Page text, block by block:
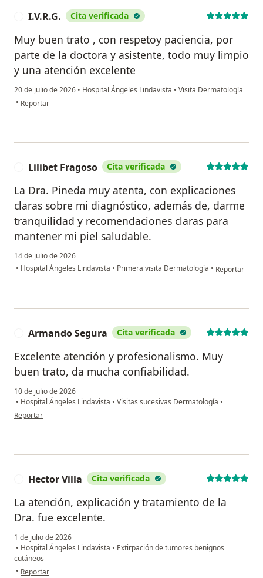
I.V.R.G. Cita verificada
Muy buen trato , con respetoy paciencia, por
parte de la doctora y asistente, todo muy limpio
y una atención excelente
20 de julio de 2026 • Hospital Ángeles Lindavista • Visita Dermatología
• en opinión del usuario I.V.R.G.
Reportar
Lilibet Fragoso Cita verificada
La Dra. Pineda muy atenta, con explicaciones
claras sobre mi diagnóstico, además de, darme
tranquilidad y recomendaciones claras para
mantener mi piel saludable.
14 de julio de 2026
• Hospital Ángeles Lindavista • Primera visita Dermatología • en opinión
Reportar
Armando Segura Cita verificada
Excelente atención y profesionalismo. Muy
buen trato, da mucha confiabilidad.
10 de julio de 2026
• Hospital Ángeles Lindavista • Visitas sucesivas Dermatología •
en opinión del usuario Armando Segura
Reportar
Hector Villa Cita verificada
La atención, explicación y tratamiento de la
Dra. fue excelente.
1 de julio de 2026
• Hospital Ángeles Lindavista • Extirpación de tumores benignos
cutáneos
• en opinión del usuario Hector Villa
Reportar